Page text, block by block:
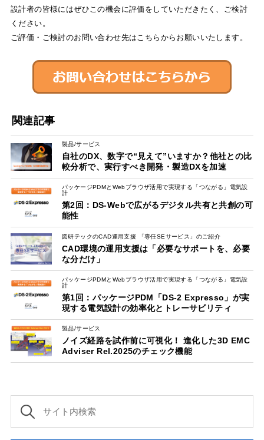
設計者の皆様にはぜひこの機会に評価をしていただきたく、ご検討
ください。
ご評価・ご検討のお問い合わせ先はこちらからお願いいたします。
関連記事
製品/サービス
自社のDX、数字で“見えて”いますか？他社との比
較分析で、実行すべき開発・製造DXを加速
パッケージPDMとWebブラウザ活用で実現する「つながる」電気設
計
第2回：DS-Webで広がるデジタル共有と共創の可
能性
図研テックのCAD運用支援 「専任SEサービス」のご紹介
CAD環境の運用支援は「必要なサポートを、必要
な分だけ」
パッケージPDMとWebブラウザ活用で実現する「つながる」電気設
計
第1回：パッケージPDM「DS-2 Expresso」が実
現する電気設計の効率化とトレーサビリティ
製品/サービス
ノイズ経路を試作前に可視化！ 進化した3D EMC
Adviser Rel.2025のチェック機能